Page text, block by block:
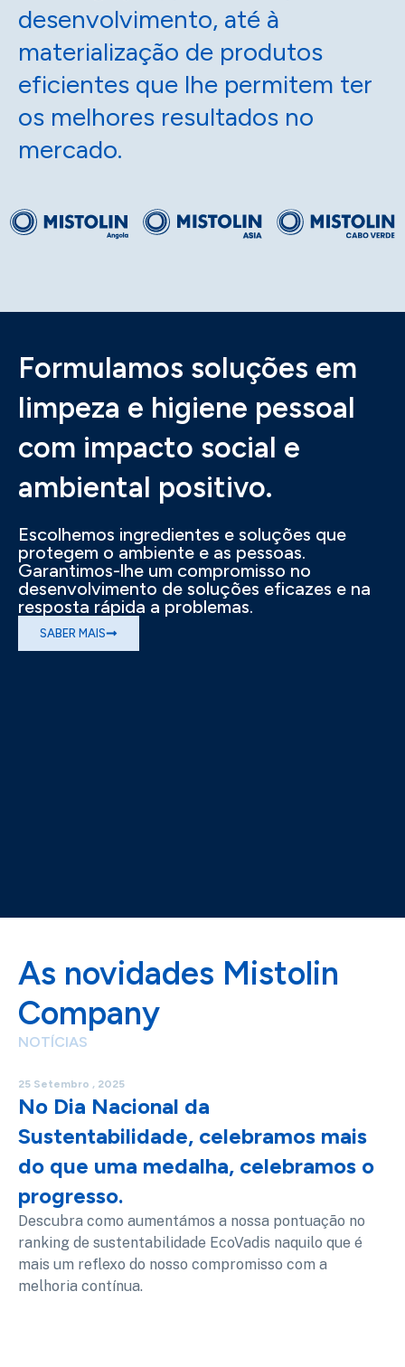
desenvolvimento, até à
materialização de produtos
eficientes que lhe permitem ter
os melhores resultados no
mercado.
Formulamos soluções em
limpeza e higiene pessoal
com impacto social e
ambiental positivo.
Escolhemos ingredientes e soluções que
protegem o ambiente e as pessoas.
Garantimos-lhe um compromisso no
desenvolvimento de soluções eficazes e na
resposta rápida a problemas.
SABER MAIS
As novidades Mistolin
Company
NOTÍCIAS
25 Setembro , 2025
No Dia Nacional da
Sustentabilidade, celebramos mais
do que uma medalha, celebramos o
progresso.
Descubra como aumentámos a nossa pontuação no
ranking de sustentabilidade EcoVadis naquilo que é
mais um reflexo do nosso compromisso com a
melhoria contínua.